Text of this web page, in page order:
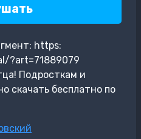
https:
?art=71889079
Подросткам и
скачать бесплатно по